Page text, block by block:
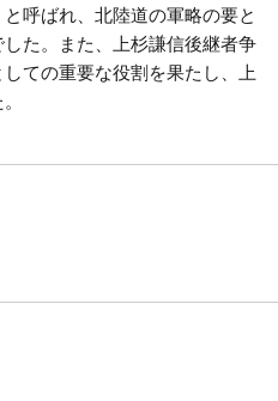
呼ばれ、北陸道の軍略の要と
た。また、上杉謙信後継者争
ての重要な役割を果たし、上